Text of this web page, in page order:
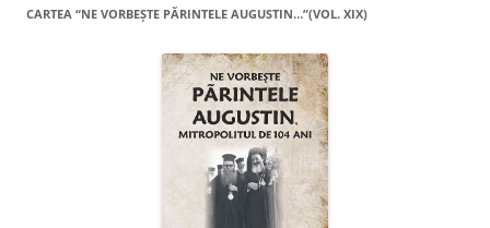
CARTEA “NE VORBEŞTE PĂRINTELE AUGUSTIN…”(VOL. XIX)